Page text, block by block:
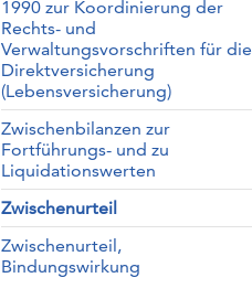
1990 zur Koordinierung der
Rechts- und
Verwaltungsvorschriften für die
Direktversicherung
(Lebensversicherung)
Zwischenbilanzen zur
Fortführungs- und zu
Liquidationswerten
Zwischenurteil
Zwischenurteil,
Bindungswirkung